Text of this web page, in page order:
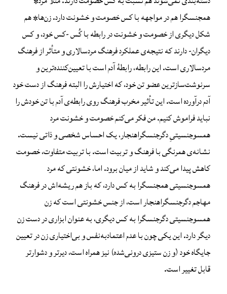
همجنسگرا هم در مواجهه با کس خصومت و خشونت دارد. زن‌ها* هم
شکل دیگری از خصومت و خشونت در رابطه با کُس -کس خود، و کس
دیگران- دارند که نتیجه‌ی عملکرد فرهنگ مردسالاری و متأثر از فرهنگ
مردسالاری است. این رابطه، رابطهٔ آدم است با تعیین‌کننده‌ترین و
سرنوشت‌سازترین عضو تن خود، که اختیارش را البته فرهنگ از دست خود
آدم درآورده است. این تأثیر مخرب فرهنگ روی رابطه‌ی آدم با تن خودش را
نباید فراموش کنیم. من فکر می‌کنم خصومت و خشونت مرد
همسوجنسیتیِ دگرجنسگراهنجار، یک احساس شخصی و ذاتی نیست.
نشانه‌ی همرنگی با فرهنگ و تربیت است. با تربیت متفاوت، خصومت
کاهش پیدا می‌کند و شاید از میان برود. اما، خشونتی که مرد
همسوجنسیتی همجنسگرا به کس دارد، که باز هم ریشه‌اش در فرهنگ
مهاجم دگرجنسگراهنجار است، از جنس خشونتی است که زن
همسوجنسیتی دگرجنسگرا به کس دیگری، به عنوان ابزاری در دست زن
دیگر دارد. این یکی چون با عدم اعتمادبه‌نفس و بی‌اختیاری زن در تعیین
جایگاه خود (و زن ستیزی درونی‌شده) نیز همراه است، دیرتر و دشوارتر
قابل تغییر است.